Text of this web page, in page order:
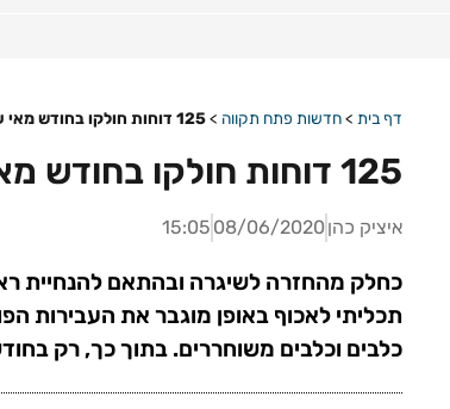
דף בית >חדשות פתח תקווה >125 דוחות חולקו בחודש מאי על אי איסוף גללים
125 דוחות חולקו בחודש מאי על אי איסוף גללים
איציק כהן 08/06/2020
15:05
כחלק מהחזרה לשיגרה ובהתאם להנחיית
תכליתי לאכוף באופן מוגבר את העבירות
כלבים וכלבים משוחררים. בתוך כך, רק בחודש מאי חולקו